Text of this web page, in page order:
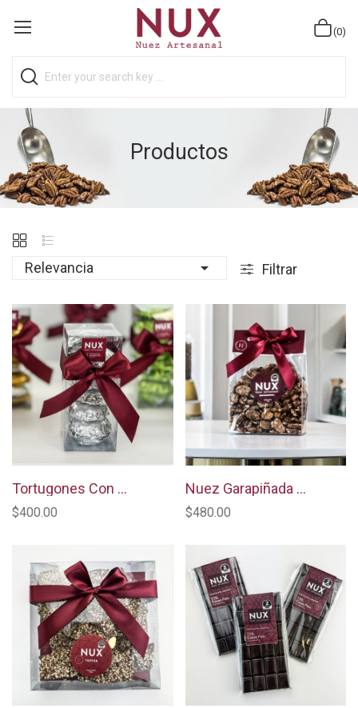
(0)
Productos
Relevancia  Filtrar
Tortugones Con Chocolate Oscuro
$400.00
Nuez Garapiñada 1kg
$480.00